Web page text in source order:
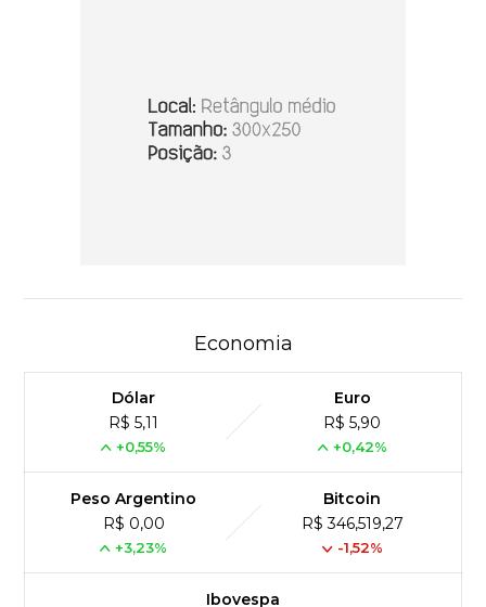
Economia
Dólar
R$ 5,11
+0,55%
Euro
R$ 5,90
+0,42%
Peso Argentino
R$ 0,00
+3,23%
Bitcoin
R$ 346,519,27
-1,52%
Ibovespa